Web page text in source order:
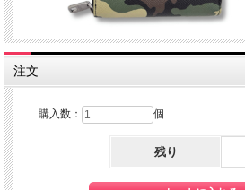
注文
購入数： 個
残り